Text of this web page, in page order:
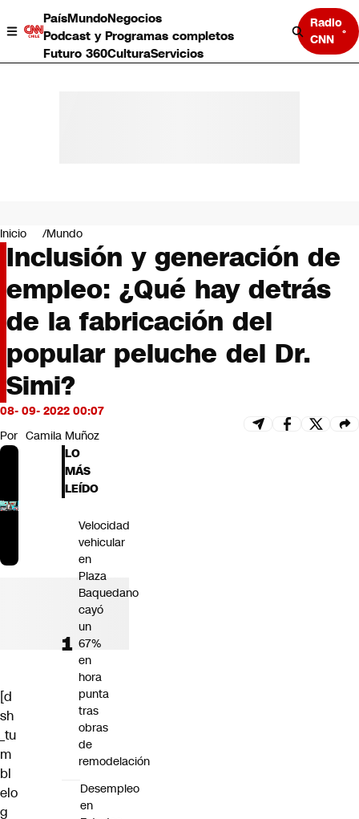
PaísMundoNegocios
Podcast y Programas completos
Futuro 360CulturaServicios
Radio
CNN
Negocios
Deportes
Programas completos
Cultura
Servicios
Bits
CNN tiempo
Futuro 360
Opinión
Inicio Mundo
Inclusión y generación de
empleo: ¿Qué hay detrás
de la fabricación del
popular peluche del Dr.
Simi?
08- 09- 2022 00:07
Por Camila Muñoz
[d
sh
_tu
m
bl
elo
g
LO
MÁS
LEÍDO
Velocidad
vehicular
en
Plaza
Baquedano
cayó
un
67%
en
hora
punta
tras
obras
de
remodelación
Desempleo
en